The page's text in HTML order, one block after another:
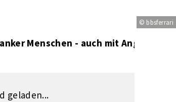
© bbsferrari
Menschen - auch mit
geladen...